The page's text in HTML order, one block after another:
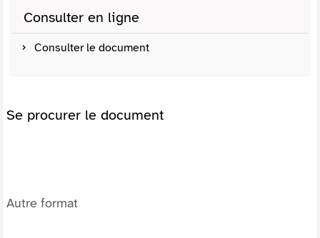
Consulter en ligne
Consulter le document
Se procurer le document
Autre format